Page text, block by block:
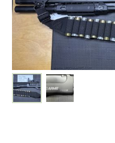
ausgestattet, da jeder
besitzt.
Die Jag Arms
Tokyo Marui SPAS / M3
(rot / weiss / grün) sowie
Die einzige Änderung die
ich den Orange Tip